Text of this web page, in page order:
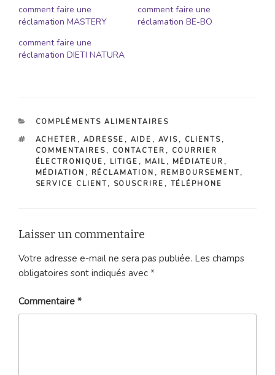
comment faire une
réclamation MASTERY
comment faire une
réclamation BE-BO
comment faire une
réclamation DIETI NATURA
CATÉGORIES
COMPLÉMENTS ALIMENTAIRES
ÉTIQUETTES
ACHETER , ADRESSE , AIDE , AVIS , CLIENTS ,
COMMENTAIRES , CONTACTER , COURRIER
ÉLECTRONIQUE , LITIGE , MAIL , MÉDIATEUR ,
MÉDIATION , RÉCLAMATION , REMBOURSEMENT,
SERVICE CLIENT, SOUSCRIRE , TÉLÉPHONE
Laisser un commentaire
Votre adresse e-mail ne sera pas publiée. Les champs
obligatoires sont indiqués avec *
Commentaire *